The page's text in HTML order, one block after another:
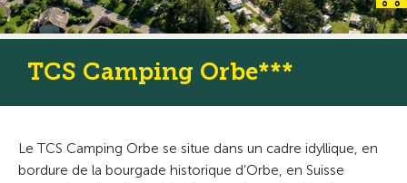
TCS Camping Orbe***
Le TCS Camping Orbe se situe dans un cadre idyllique, en
bordure de la bourgade historique d’Orbe, en Suisse